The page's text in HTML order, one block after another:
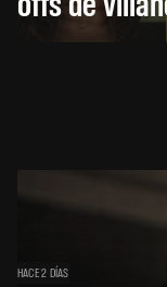
HACE 2 DÍAS